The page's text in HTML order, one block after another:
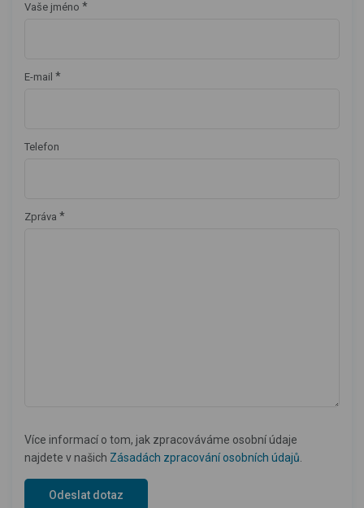
Vaše jméno *
E-mail *
Telefon
Zpráva *
Více informací o tom, jak zpracováváme osobní údaje
najdete v našich Zásadách zpracování osobních údajů